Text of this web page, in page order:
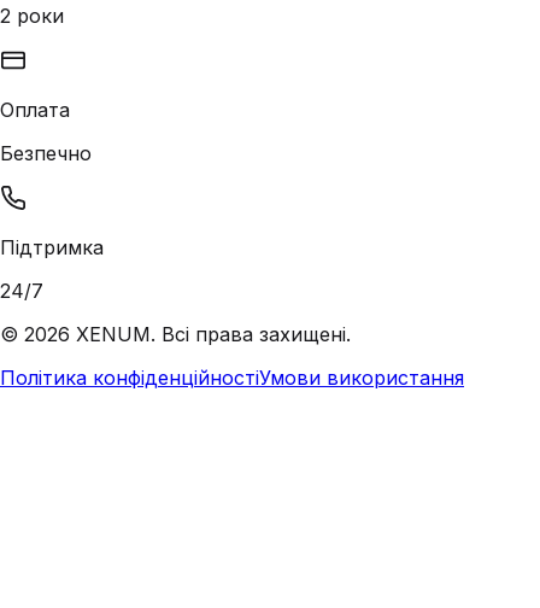
2 роки
Оплата
Безпечно
Підтримка
24/7
© 2026 XENUM. Всі права захищені.
Політика конфіденційностіУмови використання